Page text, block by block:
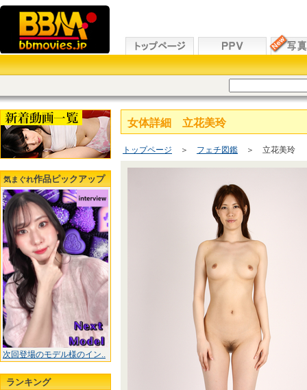
気まぐれ作品ピックアップ
次回登場のモデル様のイン..
ランキング
女体詳細 立花美玲
トップページ ＞ フェチ図鑑 ＞ 立花美玲